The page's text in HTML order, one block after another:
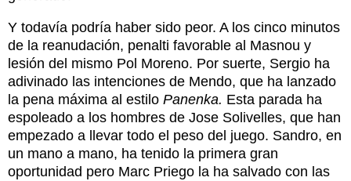
Y todavía podría haber sido peor. A los cinco minutos
de la reanudación, penalti favorable al Masnou y
lesión del mismo Pol Moreno. Por suerte, Sergio ha
adivinado las intenciones de Mendo, que ha lanzado
la pena máxima al estilo Panenka. Esta parada ha
espoleado a los hombres de Jose Solivelles, que han
empezado a llevar todo el peso del juego. Sandro, en
un mano a mano, ha tenido la primera gran
oportunidad pero Marc Priego la ha salvado con las